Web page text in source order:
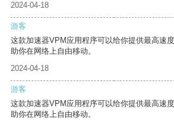
2024-04-18
游客
这款加速器VPM应用程序可以给你提供最高速
助你在网络上自由移动。
2024-04-18
游客
这款加速器VPM应用程序可以给你提供最高速
助你在网络上自由移动。